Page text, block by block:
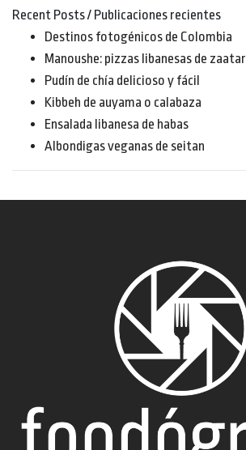
Recent Posts / Publicaciones recientes
Destinos fotogénicos de Colombia
Manoushe: pizzas libanesas de zaatar
Pudín de chía delicioso y fácil
Kibbeh de auyama o calabaza
Ensalada libanesa de habas
Albondigas veganas de seitan